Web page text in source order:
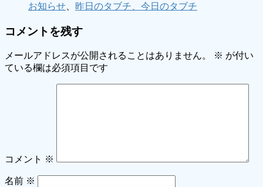
お知らせ
昨日のタブチ、今日のタブチ
コメントを残す
メールアドレスが公開されることはありません。 ※ が付い
ている欄は必須項目です
コメント ※
名前 ※